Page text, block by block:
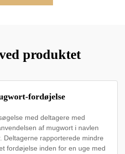
produktet
fordøjelse
med deltagere med
af mugwort i navlen
Deltagerne rapporterede mindre
fordøjelse inden for en uge med